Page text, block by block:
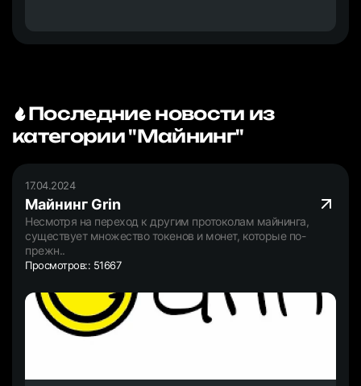
Последние новости из
категории "Майнинг"
17.04.2024
Майнинг Grin
Несмотря на переход к другим протоколам майнинга,
существует множество токенов и монет, которые по-
прежн..
Просмотров:: 51667